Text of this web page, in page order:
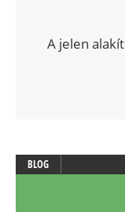
A jelen
BLOG